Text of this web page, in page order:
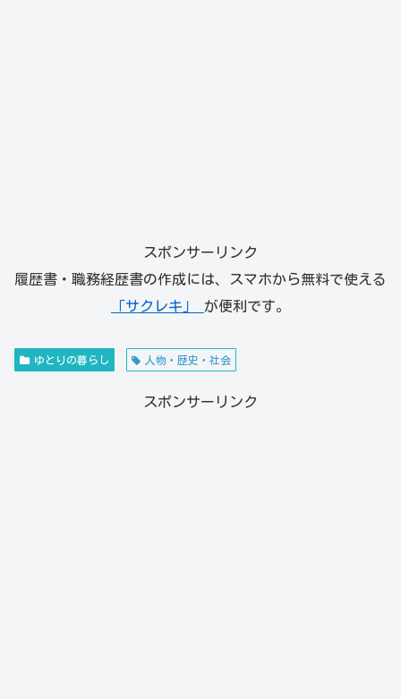
スポンサーリンク
履歴書・職務経歴書の作成には、スマホから無料で使える
「サクレキ」 が便利です。
ゆとりの暮らし 人物・歴史・社会
スポンサーリンク